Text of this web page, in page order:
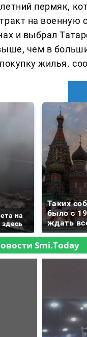
пермяк,
на военную
и выбрал
чем в
жилья.
на
здесь
Таких
было с
ждать